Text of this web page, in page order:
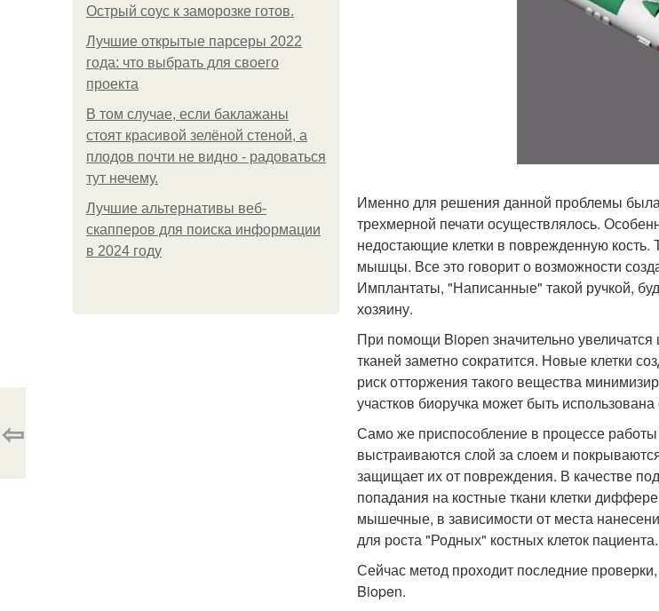
Острый соус к заморозке готов.
Лучшие открытые парсеры 2022
года: что выбрать для своего
проекта
В том случае, если баклажаны
стоят красивой зелёной стеной, а
плодов почти не видно - радоваться
тут нечему.
Лучшие альтернативы веб-
скапперов для поиска информации
в 2024 году
Именно для решения данной проблемы
трехмерной печати осуществлялось.
недостающие клетки в поврежденную
мышцы. Все это говорит о возможности
Имплантаты, "Написанные" такой ручкой,
хозяину.
При помощи Biopen значительно
тканей заметно сократится. Новые клетки
риск отторжения такого вещества
участков биоручка может быть
Само же приспособление в процессе работы
выстраиваются слой за слоем и
защищает их от повреждения. В качестве
попадания на костные ткани клетки
мышечные, в зависимости от места
для роста "Родных" костных клеток пациента.
Сейчас метод проходит последние
Biopen.
⇦